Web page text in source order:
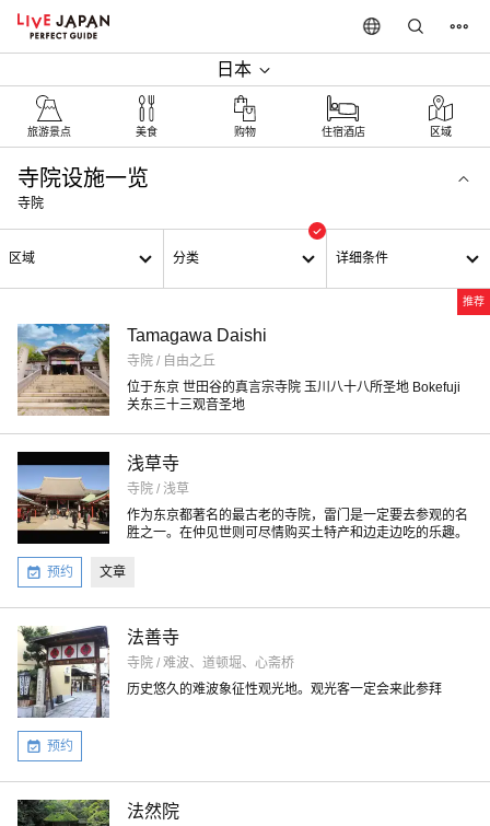
日本
旅游景点 美食 购物 住宿酒店 区域
寺院设施一览
寺院
区域 分类 详细条件
推荐
Tamagawa Daishi
寺院 / 自由之丘
位于东京 世田谷的真言宗寺院 玉川八十八所圣地 Bokefuji
关东三十三观音圣地
浅草寺
寺院 / 浅草
作为东京都著名的最古老的寺院，雷门是一定要去参观的名
胜之一。在仲见世则可尽情购买土特产和边走边吃的乐趣。
预约 文章
法善寺
寺院 / 难波、道顿堀、心斋桥
历史悠久的难波象征性观光地。观光客一定会来此参拜
预约
法然院